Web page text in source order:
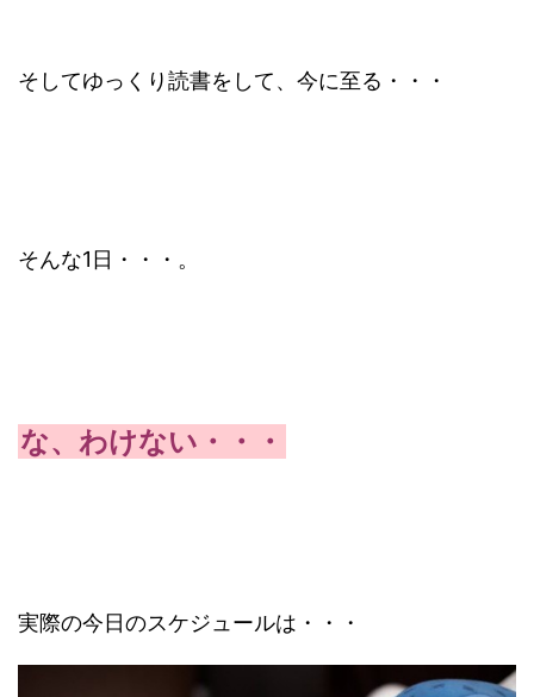
そしてゆっくり読書をして、今に至る・・・
そんな1日・・・。
な、わけない・・・
実際の今日のスケジュールは・・・